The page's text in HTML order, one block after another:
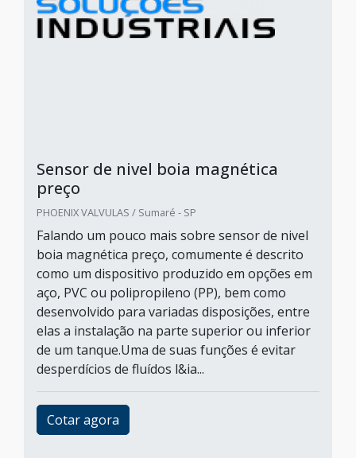
Sensor de nivel boia magnética
preço
PHOENIX VALVULAS / Sumaré - SP
Falando um pouco mais sobre sensor de nivel
boia magnética preço, comumente é descrito
como um dispositivo produzido em opções em
aço, PVC ou polipropileno (PP), bem como
desenvolvido para variadas disposições, entre
elas a instalação na parte superior ou inferior
de um tanque.Uma de suas funções é evitar
desperdícios de fluídos l&ia...
Cotar agora